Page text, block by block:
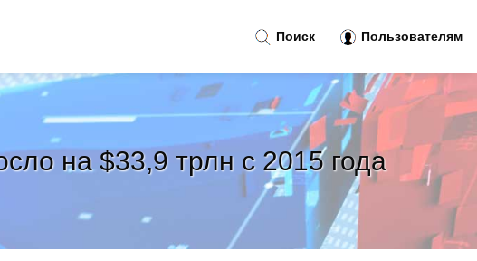
на $33,9 трлн с 2015 года
Поиск Пользователям